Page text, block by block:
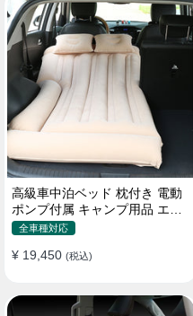
高級車中泊ベッド 枕付き 電動
ポンプ付属 キャンプ用品 エア
ーベッド 普通車 SUV
全車種対応
¥ 19,450 (税込)